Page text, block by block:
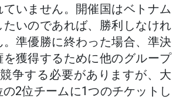
いません。開催国はベトナム
たいのであれば、勝利しなけれ
。準優勝に終わった場合、準決
を獲得するために他のグループ
争する必要がありますが、大
2位チームに1つのチケットし